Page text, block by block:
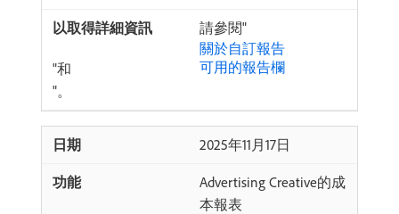
請參閱"
關於自訂報告
"和
可用的報告欄
"。
2025年11月17日
Advertising Creative的成
本報表